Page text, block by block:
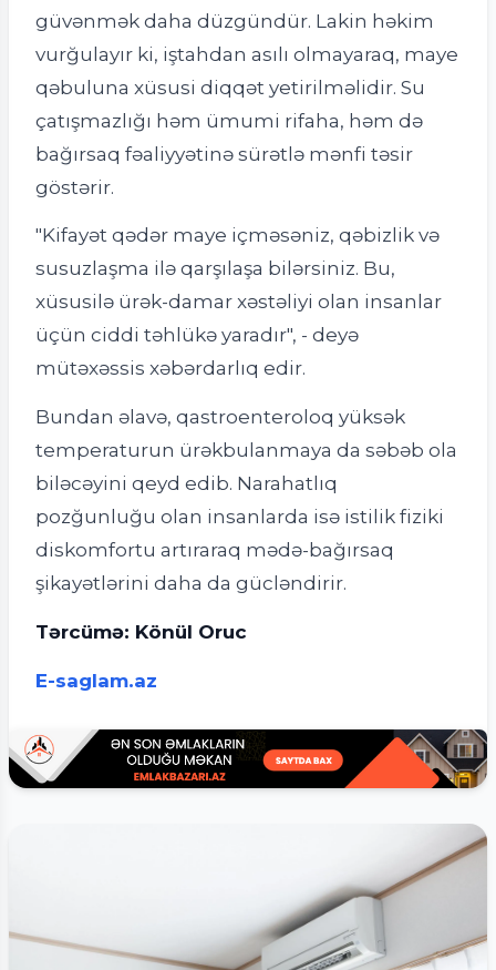
güvənmək daha düzgündür. Lakin həkim
vurğulayır ki, iştahdan asılı olmayaraq, maye
qəbuluna xüsusi diqqət yetirilməlidir. Su
çatışmazlığı həm ümumi rifaha, həm də
bağırsaq fəaliyyətinə sürətlə mənfi təsir
göstərir.
"Kifayət qədər maye içməsəniz, qəbizlik və
susuzlaşma ilə qarşılaşa bilərsiniz. Bu,
xüsusilə ürək-damar xəstəliyi olan insanlar
üçün ciddi təhlükə yaradır", - deyə
mütəxəssis xəbərdarlıq edir.
Bundan əlavə, qastroenteroloq yüksək
temperaturun ürəkbulanmaya da səbəb ola
biləcəyini qeyd edib. Narahatlıq
pozğunluğu olan insanlarda isə istilik fiziki
diskomfortu artıraraq mədə-bağırsaq
şikayətlərini daha da gücləndirir.
Tərcümə: Könül Oruc
E-saglam.az